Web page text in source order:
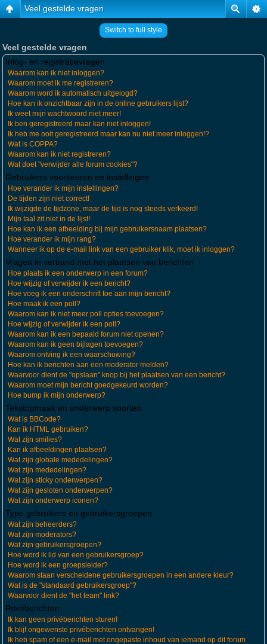
Veel gestelde vragen
Switch to full style
Veel gestelde vragen
Inlog- en registratievragen
Waarom kan ik niet inloggen?
Waarom moet ik me registreren?
Waarom word ik automatisch uitgelogd?
Hoe kan ik onzichtbaar zijn in de online gebruikers lijst?
Ik weet mijn wachtwoord niet meer!
Ik ben geregistreerd maar kan niet inloggen!
Ik heb me ooit geregistreerd maar kan nu niet meer inloggen!?
Wat is COPPA?
Waarom kan ik niet registreren?
Wat doet "verwijder alle forum cookies"?
Gebruikers voorkeuren en instellingen
Hoe verander ik mijn instellingen?
De tijden zijn niet correct!
Ik wijzigde de tijdzone, maar de tijd is nog steeds verkeerd!
Mijn taal zit niet in de lijst!
Hoe kan ik een afbeelding bij mijn gebruikersnaam plaatsen?
Hoe verander ik mijn rang?
Wanneer ik op de e-mail link van een gebruiker klik, moet ik inloggen?
Vragen in verband met het plaatsen van berichten
Hoe plaats ik een onderwerp in een forum?
Hoe wijzig of verwijder ik een bericht?
Hoe voeg ik een onderschrift toe aan mijn bericht?
Hoe maak ik een poll?
Waarom kan ik niet meer poll opties toevoegen?
Hoe wijzig of verwijder ik een poll?
Waarom kan ik een bepaald forum niet openen?
Waarom kan ik geen bijlagen toevoegen?
Waarom ontving ik een waarschuwing?
Hoe kan ik berichten aan een moderator melden?
Waarvoor dient de "opslaan" knop bij het plaatsen van een bericht?
Waarom moet mijn bericht goedgekeurd worden?
Hoe bump ik mijn onderwerp?
Tekstopmaak en onderwerp soorten
Wat is BBCode?
Kan ik HTML gebruiken?
Wat zijn smilies?
Kan ik afbeeldingen plaatsen?
Wat zijn globale mededelingen?
Wat zijn mededelingen?
Wat zijn sticky onderwerpen?
Wat zijn gesloten onderwerpen?
Wat zijn onderwerp iconen?
Type gebruikers en gebruikersgroepen
Wat zijn beheerders?
Wat zijn moderators?
Wat zijn gebruikersgroepen?
Hoe word ik lid van een gebruikersgroep?
Hoe word ik een groepsleider?
Waarom staan verscheidene gebruikersgroepen in een andere kleur?
Wat is de "standaard gebruikersgroep"?
Waarvoor dient de "het team" link?
Privéberichten
Ik kan geen privéberichten sturen!
Ik blijf ongewenste privéberichten ontvangen!
Ik heb spam of een e-mail met ongepaste inhoud van iemand op dit forum